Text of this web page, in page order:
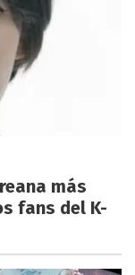
más
fans del K-